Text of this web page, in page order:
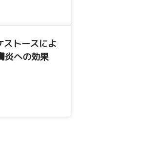
トースによ
炎への効果